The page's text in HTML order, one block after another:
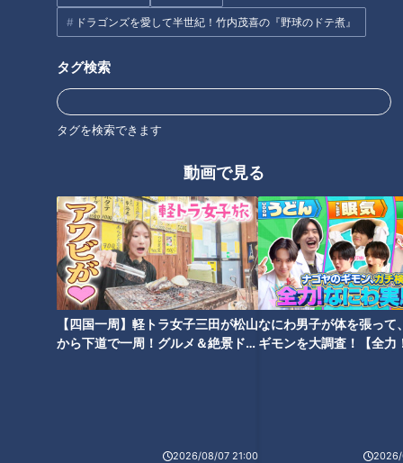
ドラゴンズを愛して半世紀！竹内茂喜の『野球のドテ煮』
タグ検索
タグを検索できます
動画で見る
【四国一周】軽トラ女子三田が松山
から下道で一周！グルメ＆絶景ドラ
2026/08/07 21:00
なにわ男子が体を張って
ギモンを大調査！【全力
2026/
王林「東京は怖いけど、まだ怖
くない」初の三重県でよもや
の“緊急事態” 山中に響いたスタ
「動物園検定」殿堂入りした動
ワークマンの便利＆おしゃれな
新作続々 女子ウケ抜群の商品
が作れるワケ
そんな意味があったの…掃除機
のコード引っ張ったら出てく
る“黄色のテープ”「もうすぐ無
くなる」だけじゃない